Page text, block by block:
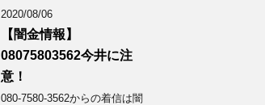
2020/08/06
【闇金情報】
08075803562今井に注
意！
080-7580-3562からの着信は闇